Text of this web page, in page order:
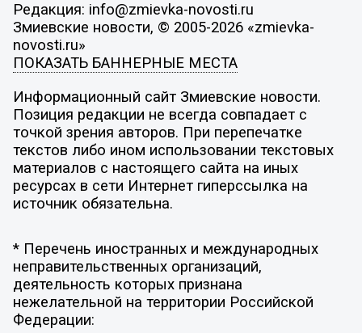
Редакция: info@zmievka-novosti.ru
Змиевские новости, © 2005-2026 «zmievka-
novosti.ru»
ПОКАЗАТЬ БАННЕРНЫЕ МЕСТА
Информационный сайт Змиевские новости.
Позиция редакции не всегда совпадает с
точкой зрения авторов. При перепечатке
текстов либо ином использовании текстовых
материалов с настоящего сайта на иных
ресурсах в сети Интернет гиперссылка на
источник обязательна.
* Перечень иностранных и международных
неправительственных организаций,
деятельность которых признана
нежелательной на территории Российской
Федерации: